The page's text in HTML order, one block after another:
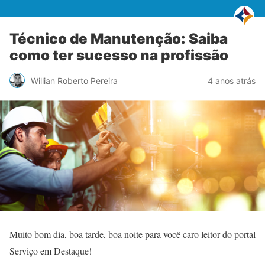
Técnico de Manutenção: Saiba
como ter sucesso na profissão
Willian Roberto Pereira 4 anos atrás
Muito bom dia, boa tarde, boa noite para você caro leitor do portal
Serviço em Destaque!